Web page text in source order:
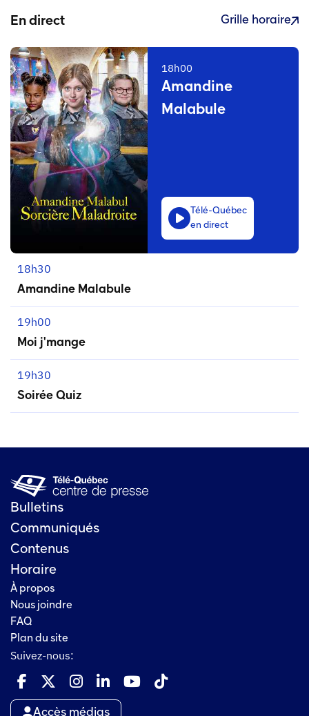
En direct Grille horaire
18h00
Amandine
Malabule
Télé-Québec
en direct
18h30
Amandine Malabule
19h00
Moi j'mange
19h30
Soirée Quiz
Bulletins
Communiqués
Contenus
Horaire
À propos
Nous joindre
FAQ
Plan du site
Suivez-nous:
Accès médias